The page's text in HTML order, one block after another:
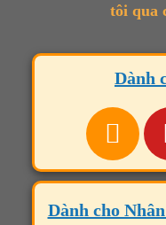
tôi qua
Dành
Dành cho